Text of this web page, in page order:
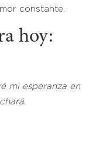
constante.
hoy:
mi esperanza en